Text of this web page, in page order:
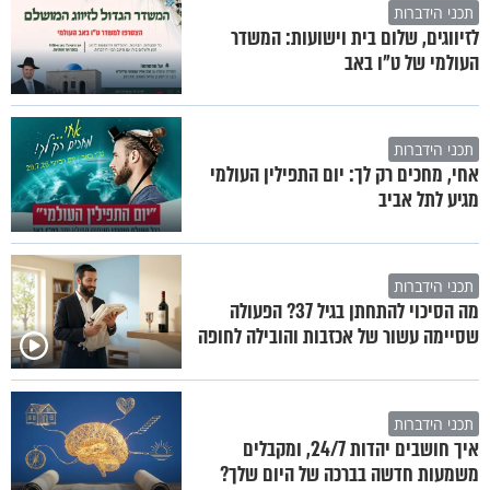
תכני הידברות
לזיווגים, שלום בית וישועות: המשדר
העולמי של ט"ו באב
תכני הידברות
אחי, מחכים רק לך: יום התפילין העולמי
מגיע לתל אביב
תכני הידברות
מה הסיכוי להתחתן בגיל 37? הפעולה
שסיימה עשור של אכזבות והובילה לחופה
תכני הידברות
איך חושבים יהדות 24/7, ומקבלים
משמעות חדשה בברכה של היום שלך?